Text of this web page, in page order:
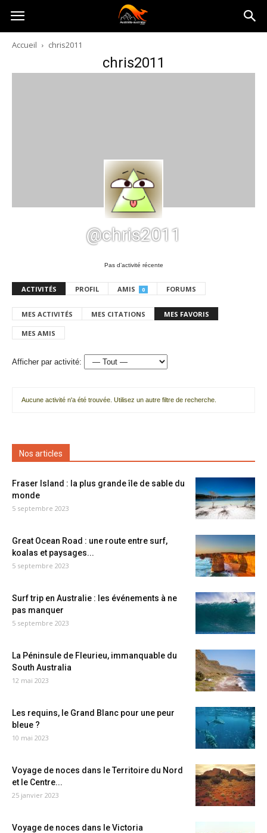
Australia-
australie.com
Accueil chris2011
chris2011
@chris2011
Pas d’activité récente
ACTIVITÉS PROFIL AMIS 0 FORUMS
MES ACTIVITÉS MES CITATIONS MES FAVORIS
MES AMIS
Afficher par activité:
Aucune activité n'a été trouvée. Utilisez un autre filtre de recherche.
Nos articles
Fraser Island : la plus grande île de sable du
monde
5 septembre 2023
Great Ocean Road : une route entre surf,
koalas et paysages...
5 septembre 2023
Surf trip en Australie : les événements à ne
pas manquer
5 septembre 2023
La Péninsule de Fleurieu, immanquable du
South Australia
12 mai 2023
Les requins, le Grand Blanc pour une peur
bleue ?
10 mai 2023
Voyage de noces dans le Territoire du Nord
et le Centre...
25 janvier 2023
Voyage de noces dans le Victoria